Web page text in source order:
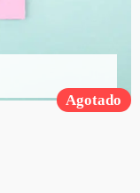
Agotado